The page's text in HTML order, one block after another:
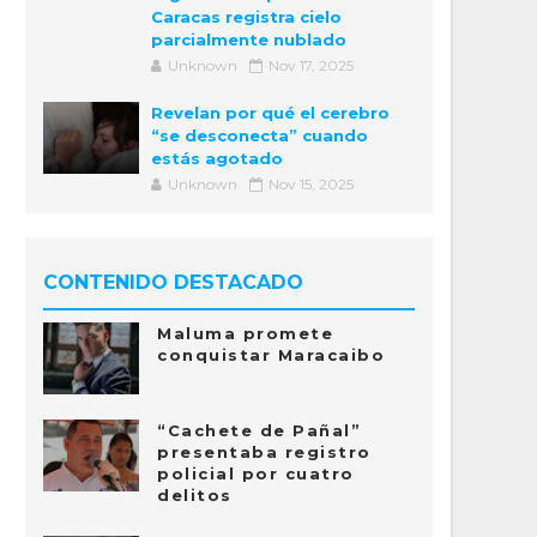
Caracas registra cielo
parcialmente nublado
Unknown Nov 17, 2025
Revelan por qué el cerebro
“se desconecta” cuando
estás agotado
Unknown Nov 15, 2025
CONTENIDO DESTACADO
Maluma promete
conquistar Maracaibo
“Cachete de Pañal”
presentaba registro
policial por cuatro
delitos